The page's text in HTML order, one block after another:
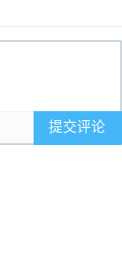
提交评论